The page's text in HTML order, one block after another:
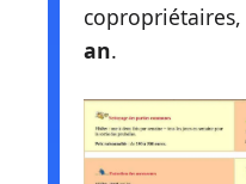
copropriétaires,
an.